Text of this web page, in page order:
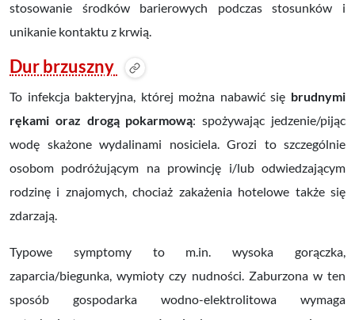
stosowanie środków barierowych podczas stosunków i
unikanie kontaktu z krwią.
Dur brzuszny
To infekcja bakteryjna, której można nabawić się brudnymi
rękami oraz drogą pokarmową: spożywając jedzenie/pijąc
wodę skażone wydalinami nosiciela. Grozi to szczególnie
osobom podróżującym na prowincję i/lub odwiedzającym
rodzinę i znajomych, chociaż zakażenia hotelowe także się
zdarzają.
Typowe symptomy to m.in. wysoka gorączka,
zaparcia/biegunka, wymioty czy nudności. Zaburzona w ten
sposób gospodarka wodno-elektrolitowa wymaga